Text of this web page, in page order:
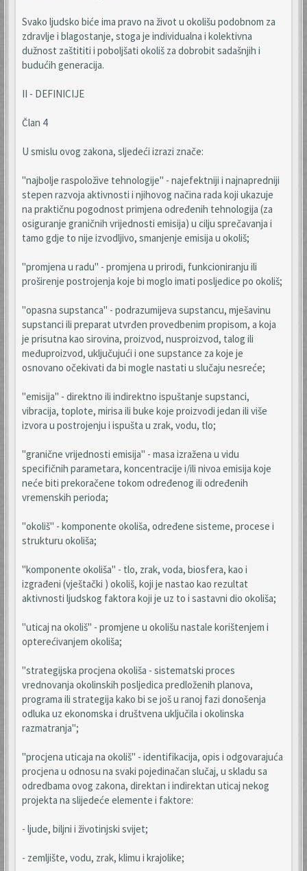
Svako ljudsko biće ima pravo na život u okolišu podobnom za
zdravlje i blagostanje, stoga je individualna i kolektivna
dužnost zaštititi i poboljšati okoliš za dobrobit sadašnjih i
budućih generacija.
II - DEFINICIJE
Član 4
U smislu ovog zakona, sljedeći izrazi znače:
"najbolje raspoložive tehnologije" - najefektniji i najnapredniji
stepen razvoja aktivnosti i njihovog načina rada koji ukazuje
na praktičnu pogodnost primjena određenih tehnologija (za
osiguranje graničnih vrijednosti emisija) u cilju sprečavanja i
tamo gdje to nije izvodljivo, smanjenje emisija u okoliš;
"promjena u radu" - promjena u prirodi, funkcioniranju ili
proširenje postrojenja koje bi moglo imati posljedice po okoliš;
"opasna supstanca" - podrazumijeva supstancu, mješavinu
supstanci ili preparat utvrđen provedbenim propisom, a koja
je prisutna kao sirovina, proizvod, nusproizvod, talog ili
međuproizvod, uključujući i one supstance za koje je
osnovano očekivati da bi mogle nastati u slučaju nesreće;
"emisija" - direktno ili indirektno ispuštanje supstanci,
vibracija, toplote, mirisa ili buke koje proizvodi jedan ili više
izvora u postrojenju i ispušta u zrak, vodu, tlo;
"granične vrijednosti emisija" - masa izražena u vidu
specifičnih parametara, koncentracije i/ili nivoa emisija koje
neće biti prekoračene tokom određenog ili određenih
vremenskih perioda;
"okoliš" - komponente okoliša, određene sisteme, procese i
strukturu okoliša;
"komponente okoliša" - tlo, zrak, voda, biosfera, kao i
izgrađeni (vještački ) okoliš, koji je nastao kao rezultat
aktivnosti ljudskog faktora koji je uz to i sastavni dio okoliša;
"uticaj na okoliš" - promjene u okolišu nastale korištenjem i
opterećivanjem okoliša;
"strategijska procjena okoliša - sistematski proces
vrednovanja okolinskih posljedica predloženih planova,
programa ili strategija kako bi se još u ranoj fazi donošenja
odluka uz ekonomska i društvena uključila i okolinska
razmatranja";
"procjena uticaja na okoliš" - identifikacija, opis i odgovarajuća
procjena u odnosu na svaki pojedinačan slučaj, u skladu sa
odredbama ovog zakona, direktan i indirektan uticaj nekog
projekta na slijedeće elemente i faktore:
- ljude, biljni i životinjski svijet;
- zemljište, vodu, zrak, klimu i krajolike;